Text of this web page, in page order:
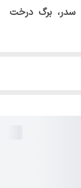
سدر، برگ درخت